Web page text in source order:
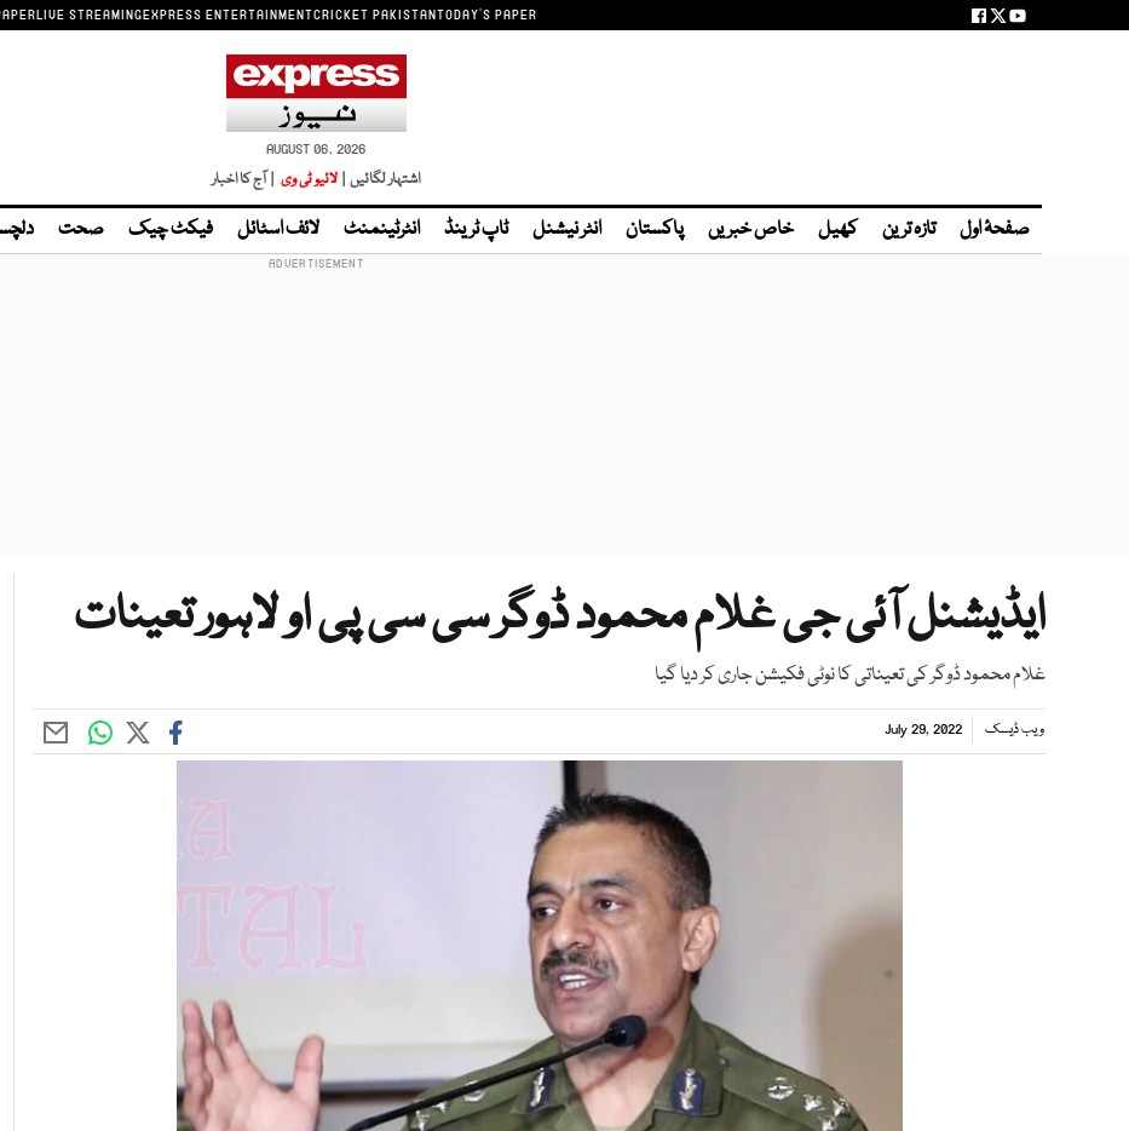
LIVE STREAMINGEXPRESS ENTERTAINMENTCRICKET PAKISTANTODAY'S PAPER
AUGUST 06, 2026
اشتہار لگائیں | لائیو ٹی وی | آج کا اخبار
صفحۂ اول تازہ ترین کھیل خاص خبریں پاکستان انٹر نیشنل ٹاپ ٹرینڈ انٹرٹینمنٹ لائف اسٹائل فیکٹ چیک صحت
ایڈیشنل آئی جی غلام محمود ڈوگر سی سی پی او لاہور تعینات
غلام محمود ڈوگر کی تعیناتی کا نوٹی فکیشن جاری کر دیا گیا
ویب ڈیسک July 29, 2022